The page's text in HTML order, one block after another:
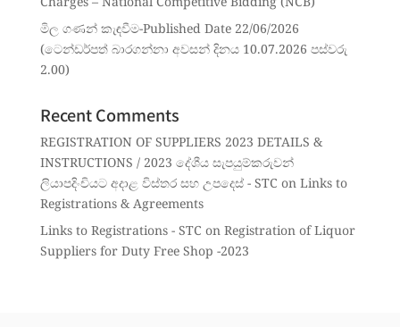
මිල ගණන් කැඳවීම-Published Date 22/06/2026
(ටෙන්ඩර්පත් බාරගන්නා අවසන් දිනය 10.07.2026 පස්වරු
2.00)
Recent Comments
REGISTRATION OF SUPPLIERS 2023 DETAILS &
INSTRUCTIONS / 2023 දේශීය සැපයුම්කරුවන්
ලියාපදිංචියට අදාළ විස්තර සහ උපදෙස් - STC on Links to
Registrations & Agreements
Links to Registrations - STC on Registration of Liquor
Suppliers for Duty Free Shop -2023